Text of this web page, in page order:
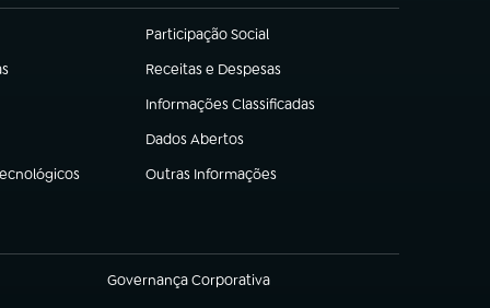
Participação Social
(abre em nova aba)
Receitas e Despesas
(abre em nova aba)
Informações Classificadas
(abre em nova aba)
Dados Abertos
(abre em nova aba)
Outras Informações
(abre em nova aba)
Governança Corporativa
(abre em nova aba)